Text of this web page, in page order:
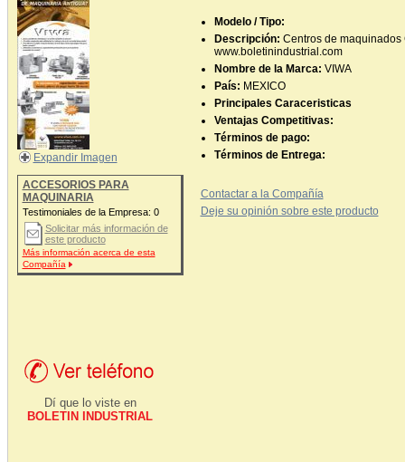
Expandir Imagen
ACCESORIOS PARA
MAQUINARIA
Testimoniales de la Empresa: 0
Solicitar más información de
este producto
Más información acerca de esta
Compañía
Dí que lo viste en
BOLETIN INDUSTRIAL
Modelo / Tipo:
Descripción: Centros de maquinados
www.boletinindustrial.com
Nombre de la Marca: VIWA
País: MEXICO
Principales Caraceristicas
Ventajas Competitivas:
Términos de pago:
Términos de Entrega:
Contactar a la Compañía
Deje su opinión sobre este producto